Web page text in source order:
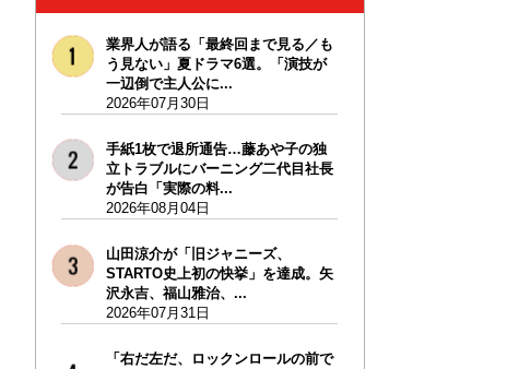
業界人が語る「最終回まで見る／も
う見ない」夏ドラマ6選。「演技が
一辺倒で主人公に...
2026年07月30日
手紙1枚で退所通告…藤あや子の独
立トラブルにバーニング二代目社長
が告白「実際の料...
2026年08月04日
山田涼介が「旧ジャニーズ、
STARTO史上初の快挙」を達成。矢
沢永吉、福山雅治、...
2026年07月31日
「右だ左だ、ロックンロールの前で